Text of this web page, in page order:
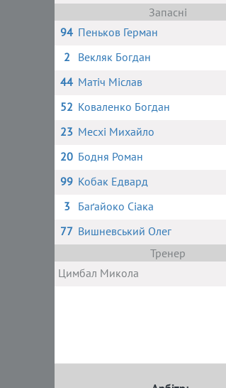
Запасні
94 Пеньков Герман
2
Векляк Богдан
44 Матіч Міслав
52 Коваленко Богдан
23 Месхі Михайло
20 Бодня Роман
99 Кобак Едвард
3
Баґайоко Сіака
77 Вишневський Олег
Тренер
Цимбал Микола